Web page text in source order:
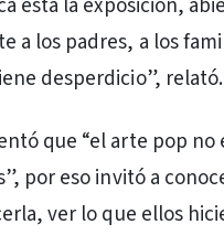
está la exposición,
a los padres, a los
desperdicio”, relató.
que “el arte pop
por eso invitó a
ver lo que ellos